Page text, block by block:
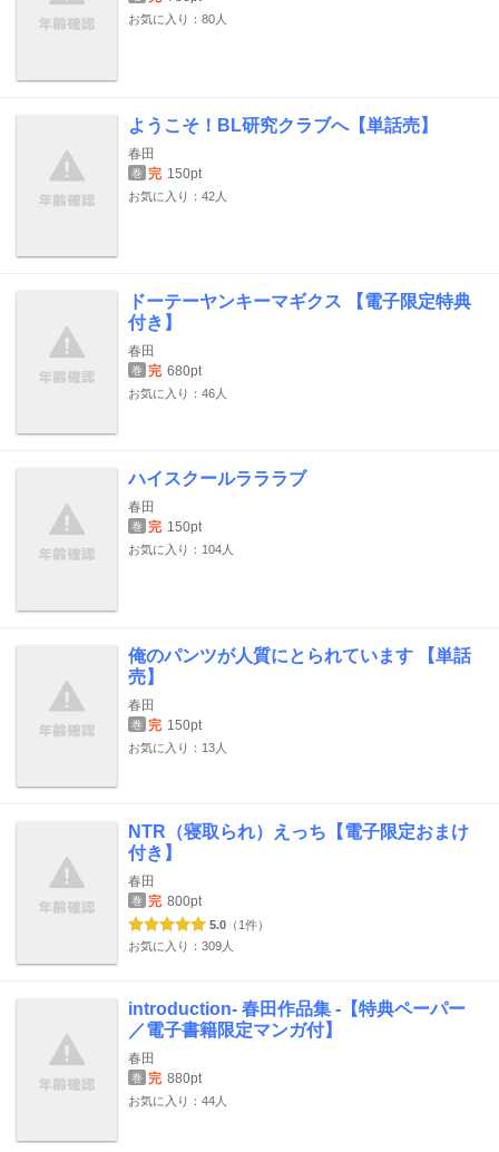
お気に入り：80人
ようこそ！BL研究クラブへ【単話売】
春田
巻 完 150pt
お気に入り：42人
ドーテーヤンキーマギクス 【電子限定特典
付き】
春田
巻 完 680pt
お気に入り：46人
ハイスクールラララブ
春田
巻 完 150pt
お気に入り：104人
俺のパンツが人質にとられています 【単話
売】
春田
巻 完 150pt
お気に入り：13人
NTR（寝取られ）えっち【電子限定おまけ
付き】
春田
巻 完 800pt
5.0 （1件）
お気に入り：309人
introduction- 春田作品集 -【特典ペーパー
／電子書籍限定マンガ付】
春田
巻 完 880pt
お気に入り：44人